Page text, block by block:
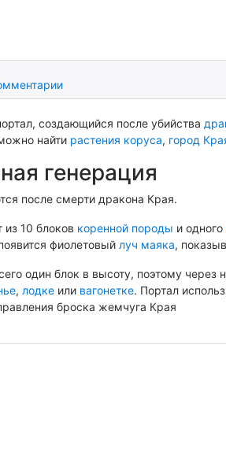
создающийся после убийства
найти растения коруса, город
генерация
после смерти дракона Края.
из 10 блоков коренной породы и одного
фиолетовый луч маяка,
один блок в высоту, поэтому
, лодке или вагонетке. Портал
броска жемчуга Края